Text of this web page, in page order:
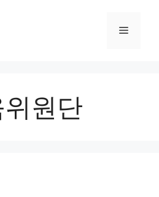
Menu
원단